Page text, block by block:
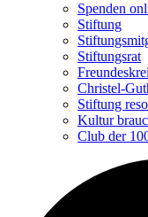
Spenden
Stiftung
Stiftungsrat
Christel-
Stiftung
Kultur
Club der